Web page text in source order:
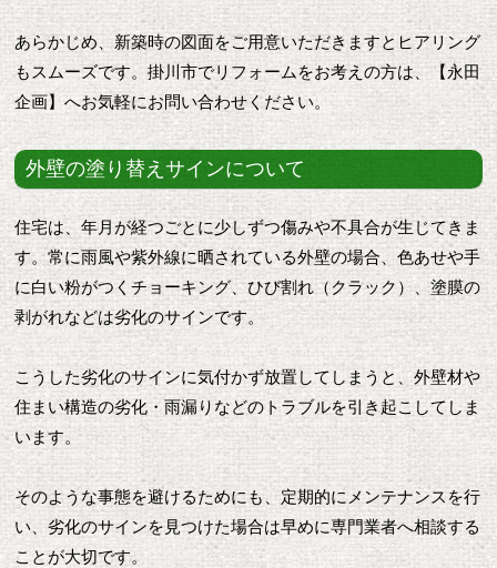
あらかじめ、新築時の図面をご用意いただきますとヒアリング
もスムーズです。掛川市でリフォームをお考えの方は、【永田
企画】へお気軽にお問い合わせください。
外壁の塗り替えサインについて
住宅は、年月が経つごとに少しずつ傷みや不具合が生じてきま
す。常に雨風や紫外線に晒されている外壁の場合、色あせや手
に白い粉がつくチョーキング、ひび割れ（クラック）、塗膜の
剥がれなどは劣化のサインです。
こうした劣化のサインに気付かず放置してしまうと、外壁材や
住まい構造の劣化・雨漏りなどのトラブルを引き起こしてしま
います。
そのような事態を避けるためにも、定期的にメンテナンスを行
い、劣化のサインを見つけた場合は早めに専門業者へ相談する
ことが大切です。